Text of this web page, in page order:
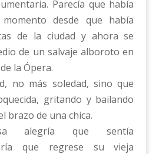
Parecía que había
desde que había
de la ciudad y ahora se
de un salvaje alboroto en
la Ópera.
no más soledad, sino que
gritando y bailando
brazo de una chica.
alegría que sentía
que regrese su vieja